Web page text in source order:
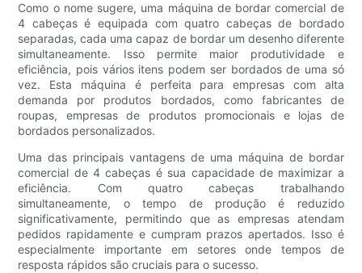
Como o nome sugere, uma máquina de bordar comercial de
4 cabeças é equipada com quatro cabeças de bordado
separadas, cada uma capaz de bordar um desenho diferente
simultaneamente. Isso permite maior produtividade e
eficiência, pois vários itens podem ser bordados de uma só
vez. Esta máquina é perfeita para empresas com alta
demanda por produtos bordados, como fabricantes de
roupas, empresas de produtos promocionais e lojas de
bordados personalizados.
Uma das principais vantagens de uma máquina de bordar
comercial de 4 cabeças é sua capacidade de maximizar a
eficiência. Com quatro cabeças trabalhando
simultaneamente, o tempo de produção é reduzido
significativamente, permitindo que as empresas atendam
pedidos rapidamente e cumpram prazos apertados. Isso é
especialmente importante em setores onde tempos de
resposta rápidos são cruciais para o sucesso.